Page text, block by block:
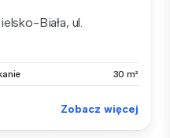
Biała, ul.
30 m²
Zobacz więcej